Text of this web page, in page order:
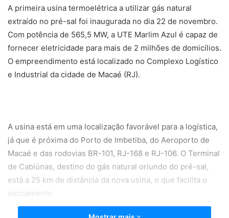
A primeira usina termoelétrica a utilizar gás natural
extraído no pré-sal foi inaugurada no dia 22 de novembro.
Com potência de 565,5 MW, a UTE Marlim Azul é capaz de
fornecer eletricidade para mais de 2 milhões de domicílios.
O empreendimento está localizado no Complexo Logístico
e Industrial da cidade de Macaé (RJ).
A usina está em uma localização favorável para a logística,
já que é próxima do Porto de Imbetiba, do Aeroporto de
Macaé e das rodovias BR-101, RJ-168 e RJ-106. O Terminal
de Cabiúnas, destino do gás natural oriundo do pré-sal,
está a 25 km de distância da nova usina, o que facilita o
escoamento.